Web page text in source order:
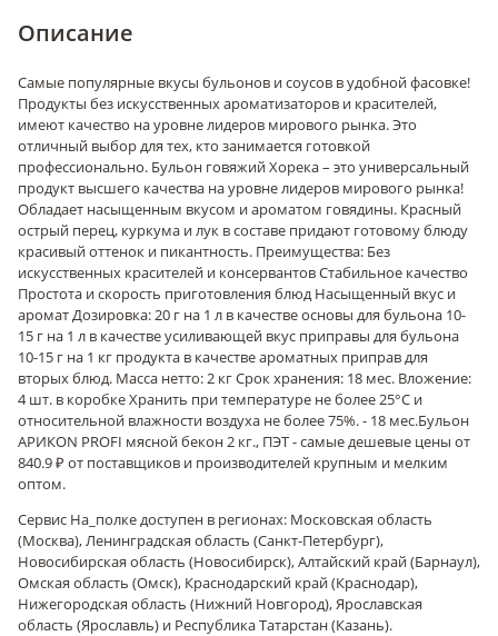
Описание
Самые популярные вкусы бульонов и соусов в удобной фасовке!
Продукты без искусственных ароматизаторов и красителей,
имеют качество на уровне лидеров мирового рынка. Это
отличный выбор для тех, кто занимается готовкой
профессионально. Бульон говяжий Хорека – это универсальный
продукт высшего качества на уровне лидеров мирового рынка!
Обладает насыщенным вкусом и ароматом говядины. Красный
острый перец, куркума и лук в составе придают готовому блюду
красивый оттенок и пикантность. Преимущества: Без
искусственных красителей и консервантов Стабильное качество
Простота и скорость приготовления блюд Насыщенный вкус и
аромат Дозировка: 20 г на 1 л в качестве основы для бульона 10-
15 г на 1 л в качестве усиливающей вкус приправы для бульона
10-15 г на 1 кг продукта в качестве ароматных приправ для
вторых блюд. Масса нетто: 2 кг Срок хранения: 18 мес. Вложение:
4 шт. в коробке Хранить при температуре не более 25°С и
относительной влажности воздуха не более 75%. - 18 мес.Бульон
АРИКОN PROFI мясной бекон 2 кг., ПЭТ - самые дешевые цены от
840.9 ₽ от поставщиков и производителей крупным и мелким
оптом.
Сервис На_полке доступен в регионах: Московская область
(Москва), Ленинградская область (Санкт-Петербург),
Новосибирская область (Новосибирск), Алтайский край (Барнаул),
Омская область (Омск), Краснодарский край (Краснодар),
Нижегородская область (Нижний Новгород), Ярославская
область (Ярославль) и Республика Татарстан (Казань).